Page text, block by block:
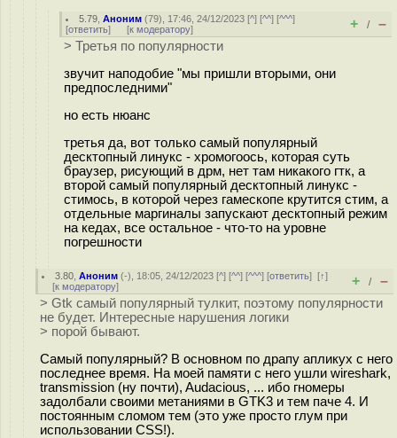
5.79 ,Аноним (79), 17:46, 24/12/2023 [^] [^^] [^^^]
[ответить] [к модератору] + / –
> Третья по популярности
звучит наподобие "мы пришли вторыми, они
предпоследними"
но есть нюанс
третья да, вот только самый популярный
десктопный линукс - хромогоось, которая суть
браузер, рисующий в дрм, нет там никакого гтк, а
второй самый популярный десктопный линукс -
стимось, в которой через гамескопе крутится стим, а
отдельные маргиналы запускают десктопный режим
на кедах, все остальное - что-то на уровне
погрешности
3.80 ,Аноним (-), 18:05, 24/12/2023 [^] [^^] [^^^] [ответить][↑]
[к модератору] + / –
> Gtk самый популярный тулкит, поэтому популярности
не будет. Интересные нарушения логики
> порой бывают.
Самый популярный? В основном по драпу апликух с него
последнее время. На моей памяти с него ушли wireshark,
transmission (ну почти), Audacious, ... ибо гномеры
задолбали своими метаниями в GTK3 и тем паче 4. И
постоянным сломом тем (это уже просто глум при
использовании CSS!).